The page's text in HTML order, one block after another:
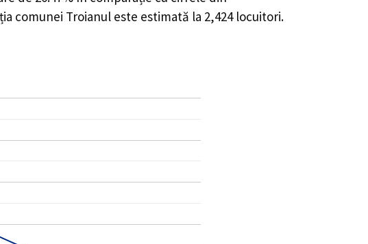
comunei Troianul este estimată la 2,424locuitori.